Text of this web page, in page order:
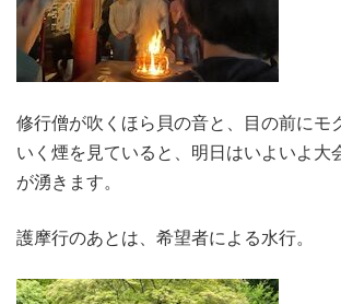
修行僧が吹くほら貝の音と、目の前にモ
いく煙を見ていると、明日はいよいよ大
が湧きます。
護摩行のあとは、希望者による水行。